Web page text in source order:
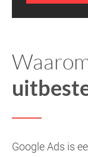
Google Ads is